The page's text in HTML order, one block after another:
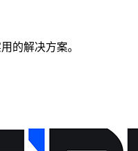
的解决方案。